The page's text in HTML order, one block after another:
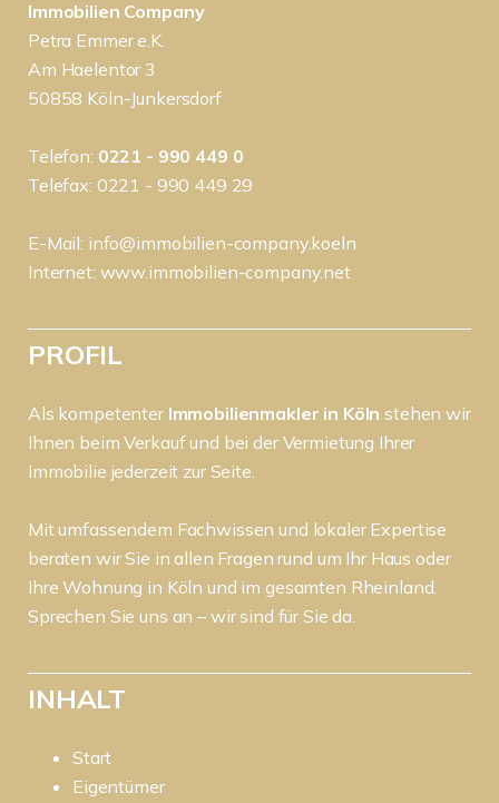
Immobilien Company
Petra Emmer e.K.
Am Haelentor 3
50858 Köln-Junkersdorf
Telefon: 0221 - 990 449 0
Telefax: 0221 - 990 449 29
E-Mail: info@immobilien-company.koeln
Internet: www.immobilien-company.net
PROFIL
Als kompetenter Immobilienmakler in Kölnstehen wir
Ihnen beim Verkauf und bei der Vermietung Ihrer
Immobilie jederzeit zur Seite.
Mit umfassendem Fachwissen und lokaler Expertise
beraten wir Sie in allen Fragen rund um Ihr Haus oder
Ihre Wohnung in Köln und im gesamten Rheinland.
Sprechen Sie uns an – wir sind für Sie da.
INHALT
Start
Eigentümer